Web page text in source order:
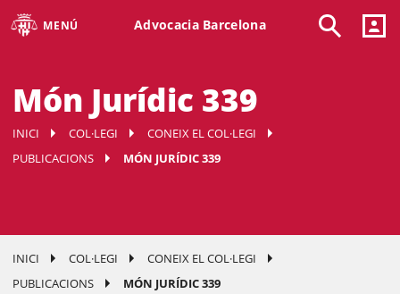
MENÚ Advocacia Barcelona
Món Jurídic 339
INICI COL·LEGI
CONEIX EL COL·LEGI
PUBLICACIONS
MÓN JURÍDIC 339
INICI COL·LEGI
CONEIX EL COL·LEGI
PUBLICACIONS
MÓN JURÍDIC 339